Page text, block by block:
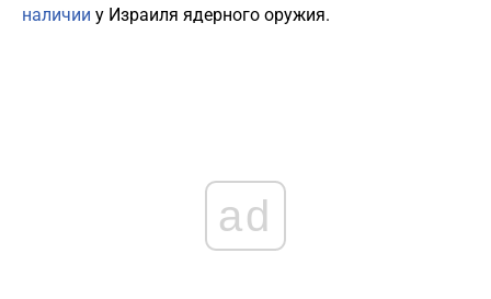
наличии у Израиля ядерного оружия.
ad